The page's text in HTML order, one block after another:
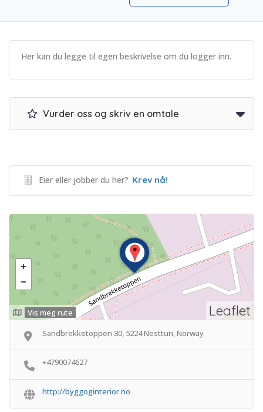
Her kan du legge til egen beskrivelse om du logger inn.
Vurder oss og skriv en omtale
Eier eller jobber du her? Krev nå!
Leaflet
Vis meg rute
Sandbrekketoppen 30, 5224 Nesttun, Norway
+4790074627
http://byggoginterior.no